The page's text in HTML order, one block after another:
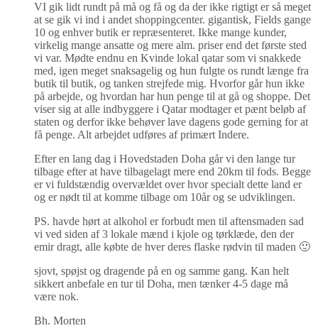
VI gik lidt rundt på må og få og da der ikke rigtigt er så meget
at se gik vi ind i andet shoppingcenter. gigantisk, Fields gange
10 og enhver butik er repræsenteret. Ikke mange kunder,
virkelig mange ansatte og mere alm. priser end det første sted
vi var. Mødte endnu en Kvinde lokal qatar som vi snakkede
med, igen meget snaksagelig og hun fulgte os rundt længe fra
butik til butik, og tanken strejfede mig. Hvorfor går hun ikke
på arbejde, og hvordan har hun penge til at gå og shoppe. Det
viser sig at alle indbyggere i Qatar modtager et pænt beløb af
staten og derfor ikke behøver lave dagens gode gerning for at
få penge. Alt arbejdet udføres af primært Indere.
Efter en lang dag i Hovedstaden Doha går vi den lange tur
tilbage efter at have tilbagelagt mere end 20km til fods. Begge
er vi fuldstændig overvældet over hvor specialt dette land er
og er nødt til at komme tilbage om 10år og se udviklingen.
PS. havde hørt at alkohol er forbudt men til aftensmaden sad
vi ved siden af 3 lokale mænd i kjole og tørklæde, den der
emir dragt, alle købte de hver deres flaske rødvin til maden 🙂
sjovt, spøjst og dragende på en og samme gang. Kan helt
sikkert anbefale en tur til Doha, men tænker 4-5 dage må
være nok.
Bh. Morten